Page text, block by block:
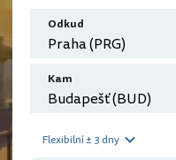
Odkud
Kam
Flexibilní ± 3 dny